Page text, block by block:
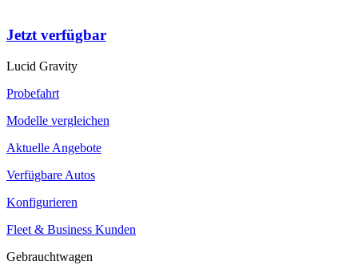
Jetzt verfügbar
Lucid Gravity
Probefahrt
Modelle vergleichen
Aktuelle Angebote
Verfügbare Autos
Konfigurieren
Fleet & Business Kunden
Gebrauchtwagen